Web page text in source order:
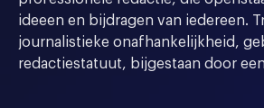
ideeen en bijdragen van iedereen.
journalistieke onafhankelijkheid,
redactiestatuut, bijgestaan door